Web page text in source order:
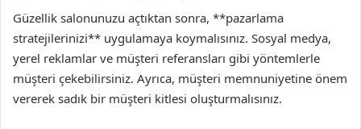
Güzellik salonunuzu açtıktan sonra, **pazarlama
stratejilerinizi** uygulamaya koymalısınız. Sosyal medya,
yerel reklamlar ve müşteri referansları gibi yöntemlerle
müşteri çekebilirsiniz. Ayrıca, müşteri memnuniyetine önem
vererek sadık bir müşteri kitlesi oluşturmalısınız.